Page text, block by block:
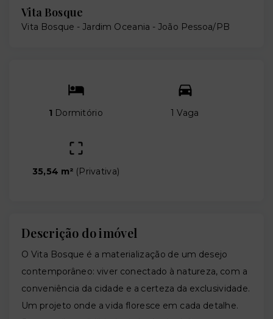
Vita Bosque
Vita Bosque - Jardim Oceania - João Pessoa/PB
1 Dormitório 1 Vaga
35,54 m² (Privativa)
Descrição do imóvel
O Vita Bosque é a materialização de um desejo
contemporâneo: viver conectado à natureza, com a
conveniência da cidade e a certeza da exclusividade.
Um projeto onde a vida floresce em cada detalhe.